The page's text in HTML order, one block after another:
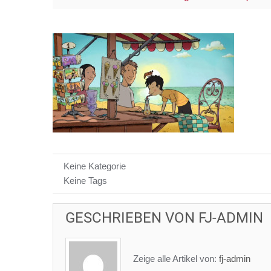
Keine Kategorie
Keine Tags
GESCHRIEBEN VON FJ-ADMIN
Zeige alle Artikel von: fj-admin